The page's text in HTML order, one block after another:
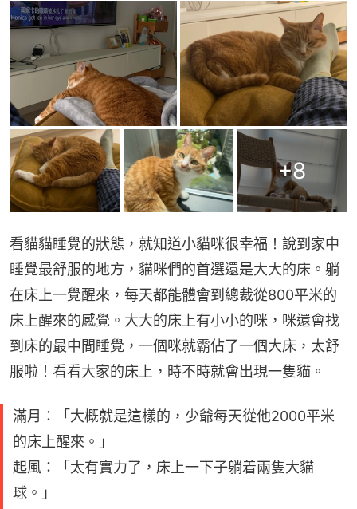
+8
看貓貓睡覺的狀態，就知道小貓咪很幸福！說到家中
睡覺最舒服的地方，貓咪們的首選還是大大的床。躺
在床上一覺醒來，每天都能體會到總裁從800平米的
床上醒來的感覺。大大的床上有小小的咪，咪還會找
到床的最中間睡覺，一個咪就霸佔了一個大床，太舒
服啦！看看大家的床上，時不時就會出現一隻貓。
滿月：「大概就是這樣的，少爺每天從他2000平米
的床上醒來。」
起風：「太有實力了，床上一下子躺着兩隻大貓
球。」